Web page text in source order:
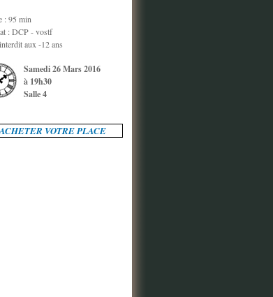
: 95 min
: DCP - vostf
aux -12 ans
Samedi 26 Mars 2016
à 19h30
Salle 4
VOTRE PLACE